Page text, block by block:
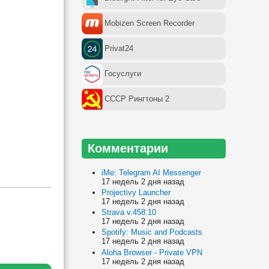
Mobizen Screen Recorder
Privat24
Госуслуги
СССР Рингтоны 2
Комментарии
iMe: Telegram AI Messenger
17 недель 2 дня назад
Projectivy Launcher
17 недель 2 дня назад
Strava v.458.10
17 недель 2 дня назад
Spotify: Music and Podcasts
17 недель 2 дня назад
Aloha Browser - Private VPN
17 недель 2 дня назад